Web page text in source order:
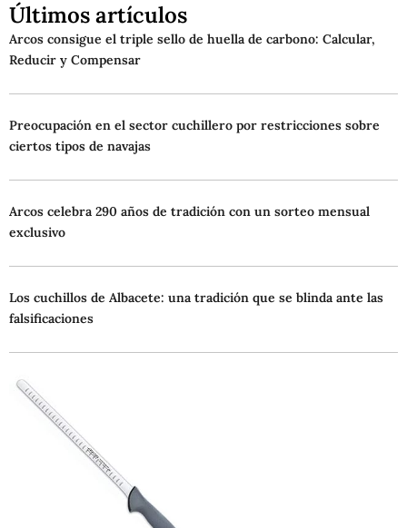
Últimos artículos
Arcos consigue el triple sello de huella de carbono: Calcular,
Reducir y Compensar
Preocupación en el sector cuchillero por restricciones sobre
ciertos tipos de navajas
Arcos celebra 290 años de tradición con un sorteo mensual
exclusivo
Los cuchillos de Albacete: una tradición que se blinda ante las
falsificaciones